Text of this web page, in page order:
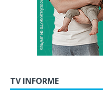
TV INFORME